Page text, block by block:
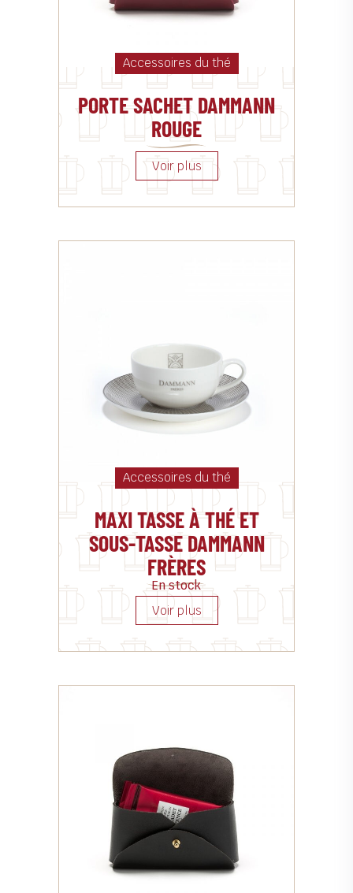
Accessoires du thé
PORTE SACHET DAMMANN
ROUGE
Accessoires du thé
MAXI TASSE À THÉ ET
SOUS-TASSE DAMMANN
FRÈRES
En stock